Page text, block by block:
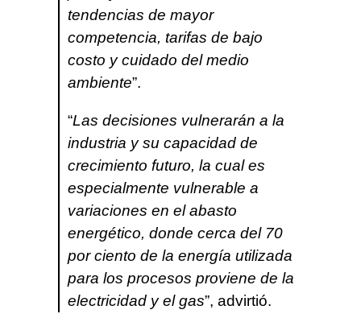
tendencias de mayor
competencia, tarifas de bajo
costo y cuidado del medio
ambiente”.
“Las decisiones vulnerarán a la
industria y su capacidad de
crecimiento futuro, la cual es
especialmente vulnerable a
variaciones en el abasto
energético, donde cerca del 70
por ciento de la energía utilizada
para los procesos proviene de la
electricidad y el gas”, advirtió.